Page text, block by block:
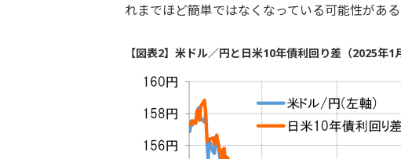
れまでほど簡単ではなくなっている可能性がある
【図表2】米ドル／円と日米10年債利回り差（2025年1